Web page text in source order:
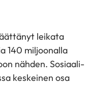
leikata
140 miljoonalla
nähden. Sosiaali-
keskeinen osa